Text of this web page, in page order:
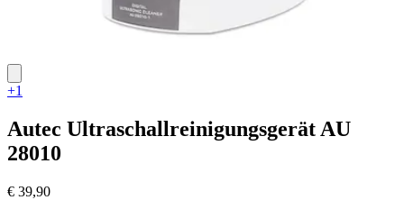
+1
Autec Ultraschallreinigungsgerät AU
28010
€ 39,90